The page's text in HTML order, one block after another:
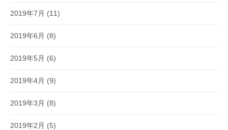
2019年7月 (11)
2019年6月 (8)
2019年5月 (6)
2019年4月 (9)
2019年3月 (8)
2019年2月 (5)